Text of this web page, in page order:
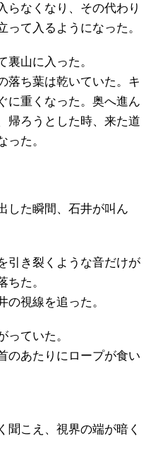
らなくなり、その代わり
て入るようになった。
裏山に入った。
落ち葉は乾いていた。キ
に重くなった。奥へ進ん
帰ろうとした時、来た道
った。
した瞬間、石井が叫ん
引き裂くような音だけが
ちた。
の視線を追った。
っていた。
のあたりにロープが食い
聞こえ、視界の端が暗く